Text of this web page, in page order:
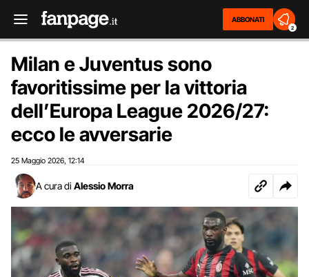
ABBONATI
2
Milan e Juventus sono
favoritissime per la vittoria
dell’Europa League 2026/27:
ecco le avversarie
25 Maggio 2026 12:14
A cura di Alessio Morra